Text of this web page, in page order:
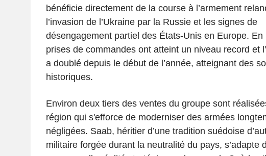
bénéficie directement de la course à l’armement
l’invasion de l’Ukraine par la Russie et les signes de
désengagement partiel des États-Unis en Europe. En
prises de commandes ont atteint un niveau record et
a doublé depuis le début de l’année, atteignant des
historiques.
Environ deux tiers des ventes du groupe sont
région qui s'efforce de moderniser des armées
négligées. Saab, héritier d’une tradition suédoise
militaire forgée durant la neutralité du pays, s’adapte